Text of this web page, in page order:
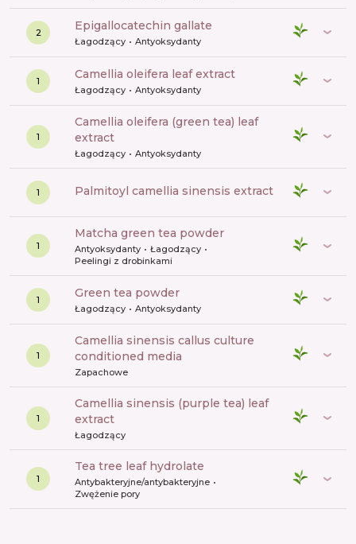
2 epigallocatechin gallate
Łagodzący Antyoksydanty
1 camellia oleifera leaf extract
Łagodzący Antyoksydanty
1
camellia oleifera (green tea) leaf
extract
Łagodzący Antyoksydanty
1 palmitoyl camellia sinensis extract
1
matcha green tea powder
Antyoksydanty
Łagodzący
Peelingi z drobinkami
1 green tea powder
Łagodzący Antyoksydanty
1
camellia sinensis callus culture
conditioned media
Zapachowe
1
camellia sinensis (purple tea) leaf
extract
Łagodzący
1
tea tree leaf hydrolate
Antybakteryjne/antybakteryjne
Zwężenie pory